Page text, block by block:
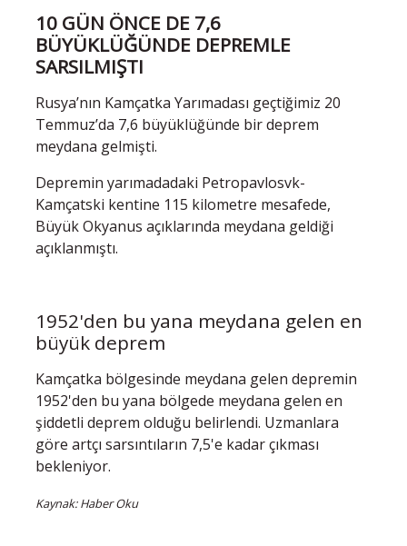
10 GÜN ÖNCE DE 7,6
BÜYÜKLÜĞÜNDE DEPREMLE
SARSILMIŞTI
Rusya’nın Kamçatka Yarımadası geçtiğimiz 20
Temmuz’da 7,6 büyüklüğünde bir deprem
meydana gelmişti.
Depremin yarımadadaki Petropavlosvk-
Kamçatski kentine 115 kilometre mesafede,
Büyük Okyanus açıklarında meydana geldiği
açıklanmıştı.
1952'den bu yana meydana gelen en
büyük deprem
Kamçatka bölgesinde meydana gelen depremin
1952'den bu yana bölgede meydana gelen en
şiddetli deprem olduğu belirlendi. Uzmanlara
göre artçı sarsıntıların 7,5'e kadar çıkması
bekleniyor.
Kaynak: Haber Oku